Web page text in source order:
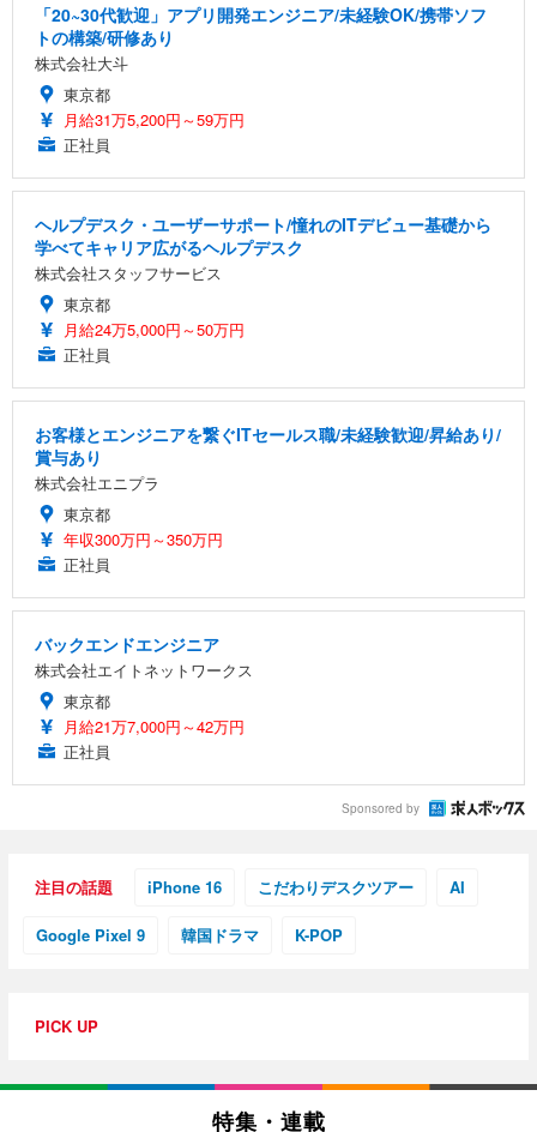
「20~30代歓迎」アプリ開発エンジニア/未経験OK/携帯ソフ
トの構築/研修あり
株式会社大斗
東京都
月給31万5,200円～59万円
正社員
ヘルプデスク・ユーザーサポート/憧れのITデビュー基礎から
学べてキャリア広がるヘルプデスク
株式会社スタッフサービス
東京都
月給24万5,000円～50万円
正社員
お客様とエンジニアを繋ぐITセールス職/未経験歓迎/昇給あり/
賞与あり
株式会社エニプラ
東京都
年収300万円～350万円
正社員
バックエンドエンジニア
株式会社エイトネットワークス
東京都
月給21万7,000円～42万円
正社員
Sponsored by
注目の話題 iPhone 16 こだわりデスクツアー AI
Google Pixel 9 韓国ドラマ K-POP
PICK UP
特集・連載